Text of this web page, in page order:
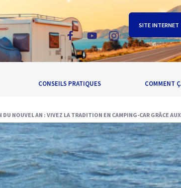
SITE INTERNET
CONSEILS PRATIQUES COMMENT
DU NOUVEL AN : VIVEZ LA TRADITION EN CAMPING-CAR GRÂCE